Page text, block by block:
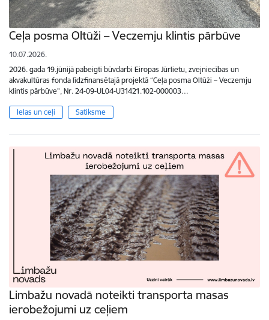
Ceļa posma Oltūži – Veczemju klintis pārbūve
10.07.2026.
2026. gada 19.jūnijā pabeigti būvdarbi Eiropas Jūrlietu, zvejniecības un
akvakultūras fonda līdzfinansētajā projektā “Ceļa posma Oltūži – Veczemju
klintis pārbūve”, Nr. 24-09-UL04-U31421.102-000003…
Ielas un ceļi Satiksme
Limbažu novadā noteikti transporta masas
ierobežojumi uz ceļiem